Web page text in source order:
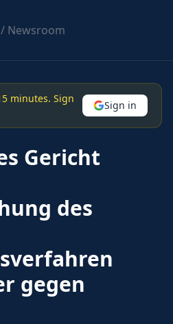
/ Newsroom
minutes. Sign
Sign in
Gericht
des
gegen